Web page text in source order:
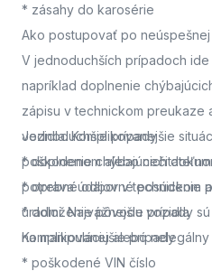
* zásahy do karosérie
Ako postupovať po
V jednoduchších prípadoch
napríklad doplnenie
zápisu v technickom
vozidla. Komplikovanejšie
poškodenom alebo
potrebné odborné posúdenie
úradmi. Najvážnejšie prípady
na manipuláciu alebo
Jednoduchšie prípady
* doplnenie chýbajúcich
* oprava údajov v technickom
* doloženie pôvodu vozidla
Komplikovanejšie prípady
* poškodené VIN číslo